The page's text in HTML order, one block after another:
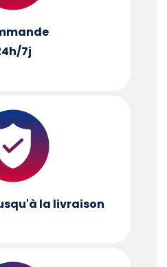
7j
la livraison